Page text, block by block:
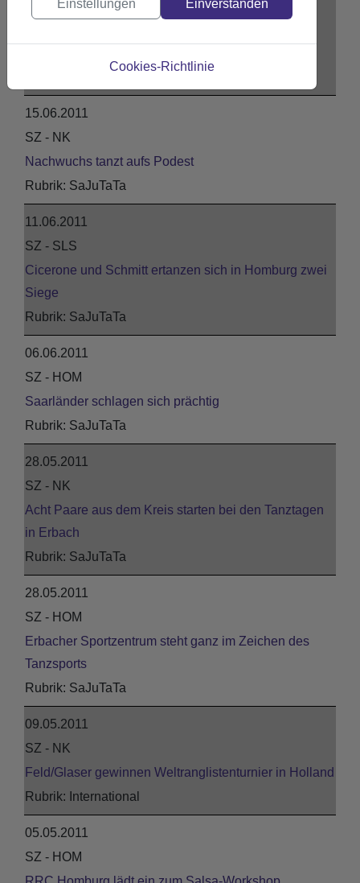
25.07.2011
15.06.2011
SZ - NK
Nachwuchs tanzt aufs Podest
SaJuTaTa
11.06.2011
SZ - SLS
Cicerone und Schmitt ertanzen sich in Homburg zwei
Siege
SaJuTaTa
06.06.2011
SZ - HOM
Saarländer schlagen sich prächtig
SaJuTaTa
28.05.2011
SZ - NK
Acht Paare aus dem Kreis starten bei den Tanztagen
in Erbach
SaJuTaTa
28.05.2011
SZ - HOM
Erbacher Sportzentrum steht ganz im Zeichen des
Tanzsports
SaJuTaTa
09.05.2011
SZ - NK
Feld/Glaser gewinnen Weltranglistenturnier in Holland
International
05.05.2011
SZ - HOM
Einstellungen Einverstanden
Cookies-Richtlinie